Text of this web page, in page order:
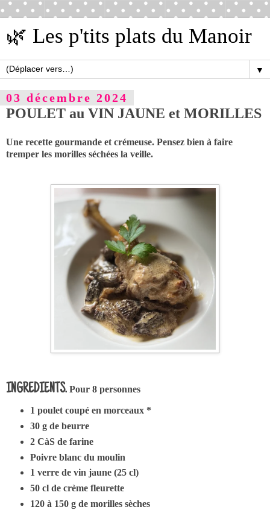
🌿 Les p'tits plats du Manoir
▼
03 décembre 2024
POULET au VIN JAUNE et MORILLES
Une recette gourmande et crémeuse. Pensez bien à faire
tremper les morilles séchées la veille.
INGREDIENTS. Pour 8 personnes
1 poulet coupé en morceaux *
30 g de beurre
2 CàS de farine
Poivre blanc du moulin
1 verre de vin jaune (25 cl)
50 cl de crème fleurette
120 à 150 g de morilles sèches